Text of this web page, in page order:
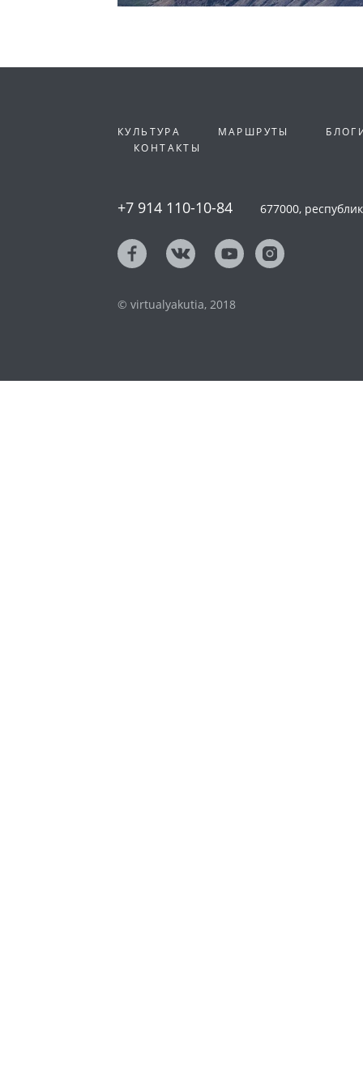
КУЛЬТУРА МАРШРУТЫ
КОНТАКТЫ
+7 914 110-10-84 677000,
© virtualyakutia, 2018